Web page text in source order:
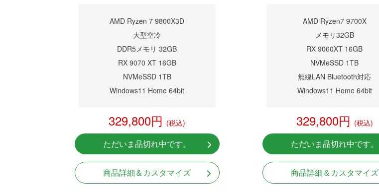
AMD Ryzen 7 9800X3D
大型空冷
DDR5メモリ 32GB
RX 9070 XT 16GB
NVMeSSD 1TB
Windows11 Home 64bit
329,800円 (税込)
ただいま品切れ中です。
商品詳細＆カスタマイズ
AMD Ryzen7 9700X
メモリ32GB
RX 9060XT 16GB
NVMeSSD 1TB
無線LAN Bluetooth対応
Windows11 Home 64bit
329,800円 (税込)
ただいま品切れ中です。
商品詳細＆カスタマイズ